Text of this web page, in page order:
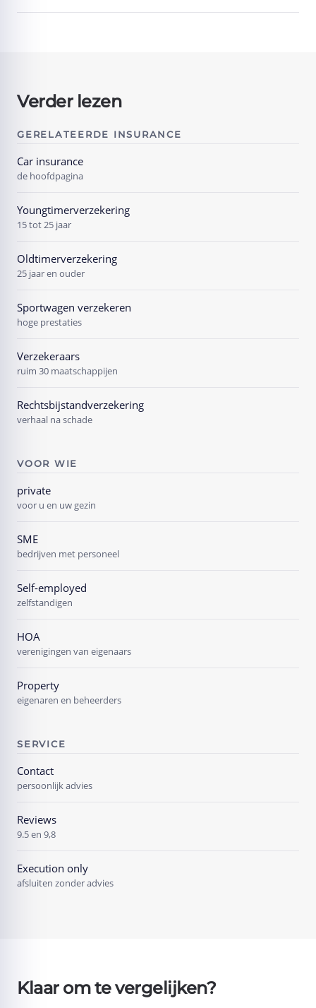
Verder lezen
GERELATEERDE INSURANCE
Car insurance
de hoofdpagina
Youngtimerverzekering
15 tot 25 jaar
Oldtimerverzekering
25 jaar en ouder
Sportwagen verzekeren
hoge prestaties
Verzekeraars
ruim 30 maatschappijen
Rechtsbijstandverzekering
verhaal na schade
VOOR WIE
private
voor u en uw gezin
SME
bedrijven met personeel
Self-employed
zelfstandigen
HOA
verenigingen van eigenaars
Property
eigenaren en beheerders
SERVICE
Contact
persoonlijk advies
Reviews
9.5 en 9,8
Execution only
afsluiten zonder advies
Klaar om te vergelijken?